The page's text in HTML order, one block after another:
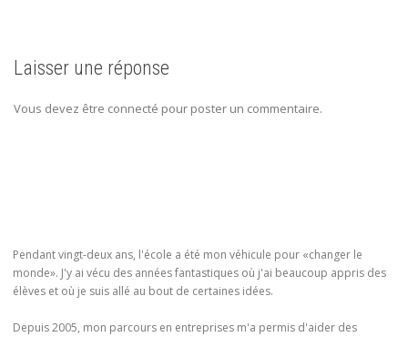
Laisser une réponse
Vous devez être connecté pour poster un commentaire.
Pendant vingt-deux ans, l'école a été mon véhicule pour «changer le
monde». J'y ai vécu des années fantastiques où j'ai beaucoup appris des
élèves et où je suis allé au bout de certaines idées.
Depuis 2005, mon parcours en entreprises m'a permis d'aider des